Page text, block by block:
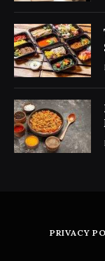
PRIVACY